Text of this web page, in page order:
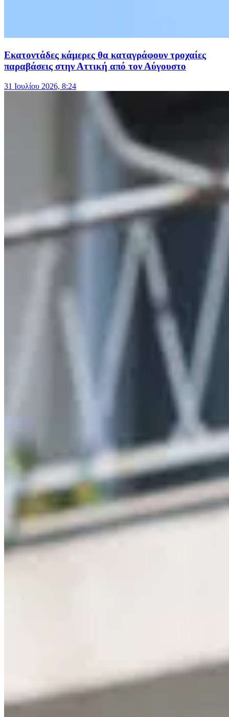
Εκατοντάδες κάμερες θα καταγράφουν τροχαίες
παραβάσεις στην Αττική από τον Αύγουστο
31 Ιουλίου 2026, 8:24